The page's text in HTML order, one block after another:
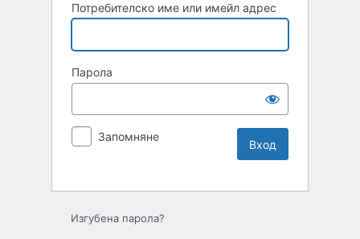
Потребителско име или имейл адрес
Парола
Запомняне
Изгубена парола?